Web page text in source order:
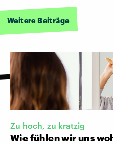
Weitere Beiträge
Zu hoch, zu kratzig
Wie fühlen wir uns